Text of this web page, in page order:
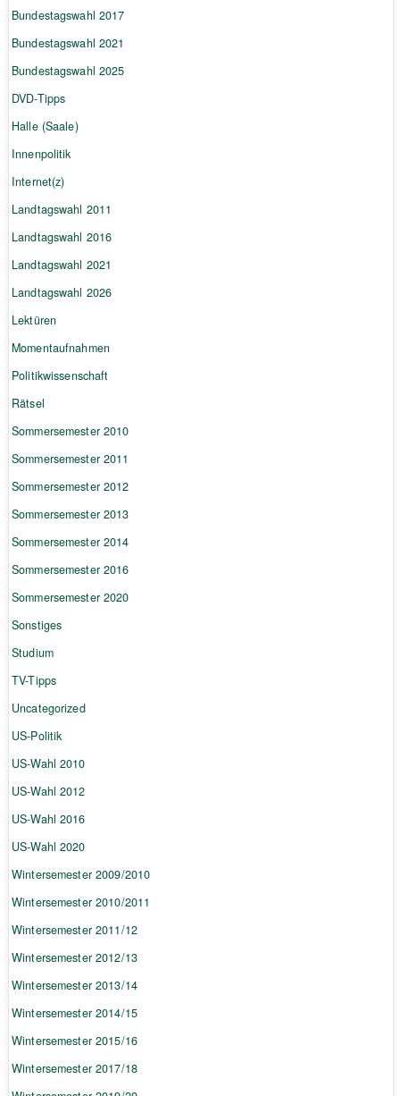
Bundestagswahl 2017
Bundestagswahl 2021
Bundestagswahl 2025
DVD-Tipps
Halle (Saale)
Innenpolitik
Internet(z)
Landtagswahl 2011
Landtagswahl 2016
Landtagswahl 2021
Landtagswahl 2026
Lektüren
Momentaufnahmen
Politikwissenschaft
Rätsel
Sommersemester 2010
Sommersemester 2011
Sommersemester 2012
Sommersemester 2013
Sommersemester 2014
Sommersemester 2016
Sommersemester 2020
Sonstiges
Studium
TV-Tipps
Uncategorized
US-Politik
US-Wahl 2010
US-Wahl 2012
US-Wahl 2016
US-Wahl 2020
Wintersemester 2009/2010
Wintersemester 2010/2011
Wintersemester 2011/12
Wintersemester 2012/13
Wintersemester 2013/14
Wintersemester 2014/15
Wintersemester 2015/16
Wintersemester 2017/18